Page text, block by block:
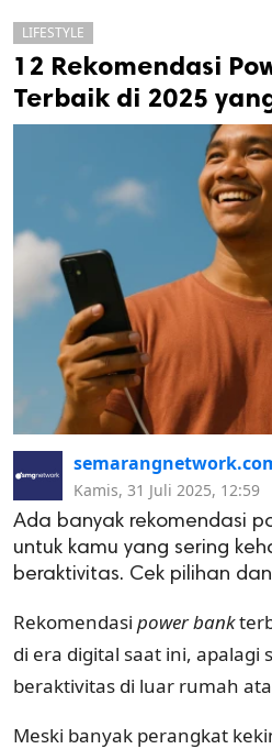
cipta.
LIFESTYLE
12 Rekomendasi
Terbaik di 2025
Kamis, 31 Juli 2025, 12:59
Ada banyak rekomendasi
untuk kamu yang sering
beraktivitas. Cek pilihan
Rekomendasi powerbank
di era digital saat ini, apalagi
beraktivitas di luar rumah
Meski banyak perangkat